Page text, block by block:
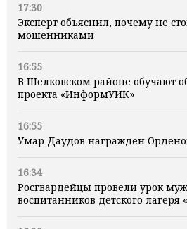
17:30
Эксперт объяснил, почему не
мошенниками
16:55
В Шелковском районе обучают
проекта «ИнформУИК»
16:55
Умар Даудов награжден
16:34
Росгвардейцы провели урок
воспитанников детского лагеря